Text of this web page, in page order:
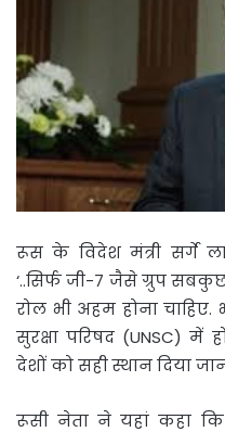
रूस के विदेश मंत्री सर्गे
‘..सिर्फ जी-7 जैसे ग्रुप
रोल भी अहम होना चाहिए.
सुरक्षा परिषद (UNSC) में
देशों को सही स्थान दिया
रूसी नेता ने यहां कहा